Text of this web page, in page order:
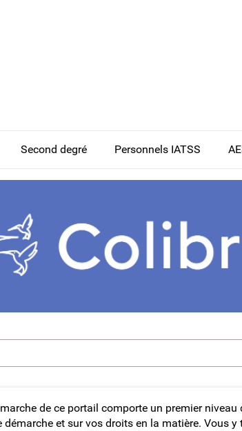
Second degré Personnels IATSS
de ce portail comporte un premier
démarche et sur vos droits en la matière. Vous